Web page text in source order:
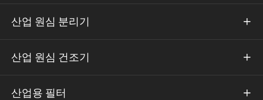
산업 원심 분리기 
산업 원심 건조기 
산업용 필터 